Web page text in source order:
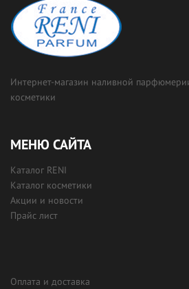
Интернет-магазин наливной
косметики
МЕНЮ САЙТА
Каталог RENI
Каталог косметики
Акции и новости
Прайс лист
Оплата и доставка